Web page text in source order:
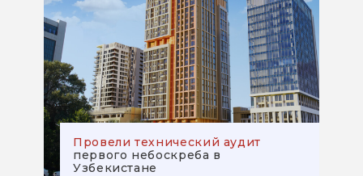
Провели технический аудит
первого небоскреба в
Узбекистане